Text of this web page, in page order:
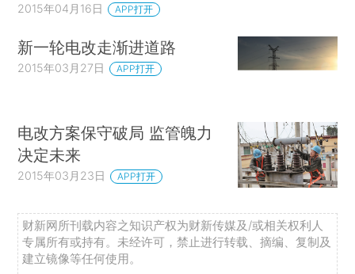
2015年04月16日 APP打开
新一轮电改走渐进道路
2015年03月27日 APP打开
电改方案保守破局 监管魄力
决定未来
2015年03月23日 APP打开
财新网所刊载内容之知识产权为财新传媒及/或相关权利人
专属所有或持有。未经许可，禁止进行转载、摘编、复制及
建立镜像等任何使用。